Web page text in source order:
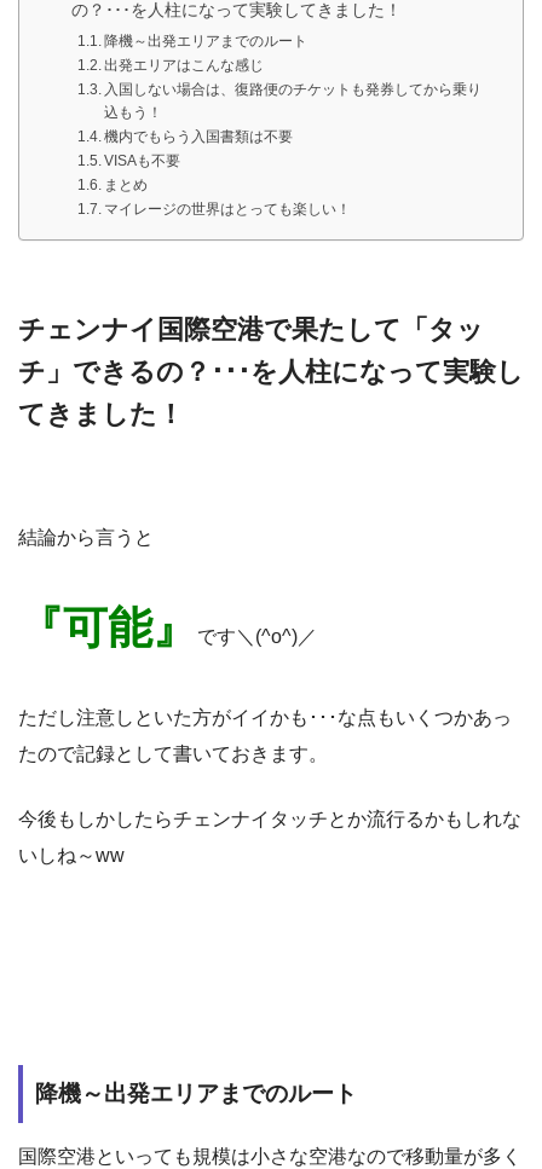
の？･･･を人柱になって実験してきました！
降機～出発エリアまでのルート
出発エリアはこんな感じ
入国しない場合は、復路便のチケットも発券してから乗り
込もう！
機内でもらう入国書類は不要
VISAも不要
まとめ
マイレージの世界はとっても楽しい！
チェンナイ国際空港で果たして「タッ
チ」できるの？･･･を人柱になって実験し
てきました！
結論から言うと
『可能』 です＼(^o^)／
ただし注意しといた方がイイかも･･･な点もいくつかあっ
たので記録として書いておきます。
今後もしかしたらチェンナイタッチとか流行るかもしれな
いしね～ww
降機～出発エリアまでのルート
国際空港といっても規模は小さな空港なので移動量が多く